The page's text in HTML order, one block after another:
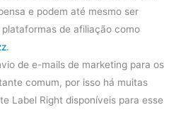
e podem até mesmo ser
de afiliação como
.
de e-mails de marketing para os
comum, por isso há muitas
Label Right disponíveis para esse